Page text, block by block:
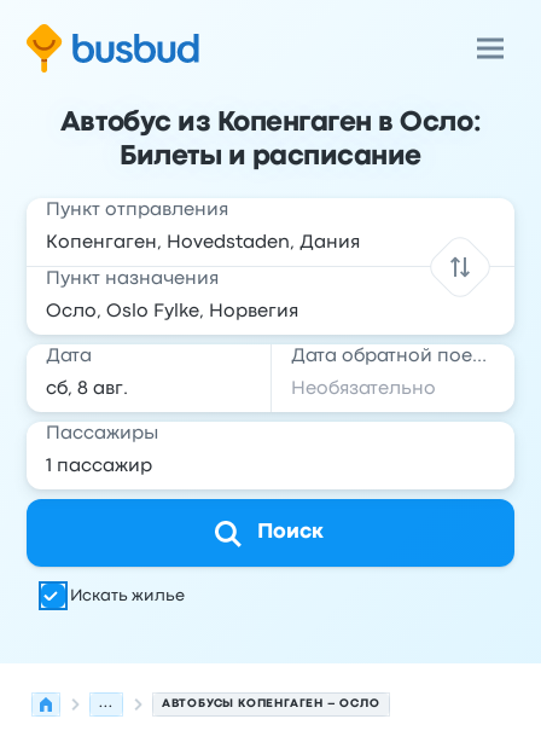
Автобус из Копенгаген в Осло:
Билеты и расписание
Пункт отправления
Пункт назначения
Дата Дата обратной поездки
Пассажиры
Поиск
Искать жилье
... АВТОБУСЫ КОПЕНГАГЕН – ОСЛО